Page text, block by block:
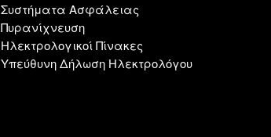
Συστήματα Ασφάλειας
Πυρανίχνευση
Ηλεκτρολογικοί Πίνακες
Υπεύθυνη Δήλωση Ηλεκτρολόγου